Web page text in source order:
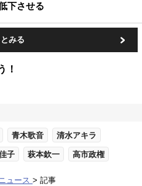
下させる
みる
！
青木歌音 清水アキラ
子 萩本欽一 高市政権
ュース 記事